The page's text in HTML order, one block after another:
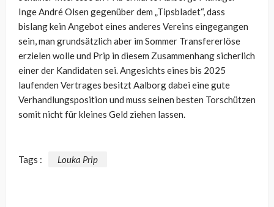
Inge André Olsen gegenüber dem „Tipsbladet“, dass
bislang kein Angebot eines anderes Vereins eingegangen
sein, man grundsätzlich aber im Sommer Transfererlöse
erzielen wolle und Prip in diesem Zusammenhang sicherlich
einer der Kandidaten sei. Angesichts eines bis 2025
laufenden Vertrages besitzt Aalborg dabei eine gute
Verhandlungsposition und muss seinen besten Torschützen
somit nicht für kleines Geld ziehen lassen.
Tags : Louka Prip